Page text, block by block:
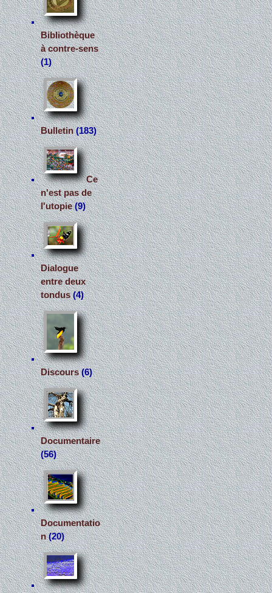
Bibliothèque
à contre-sens
(1)
Bulletin(183)
Ce
n'est pas de
l'utopie(9)
Dialogue
entre deux
tondus(4)
Discours(6)
Documentaire
(56)
Documentatio
n(20)